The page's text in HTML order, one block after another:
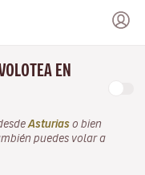
EN
Asturias o bien
puedes volar a